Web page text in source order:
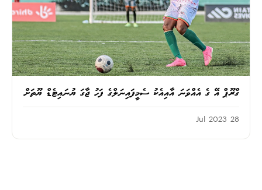
ގްރޫޕް އޭ ގެ އެއްވަނަ އާއިއެކު ސެމީފައިނަލްގެ ފަހު ޖާގަ ޔުނައިޓެޑް ޔޫތަށް
28 Jul 2023